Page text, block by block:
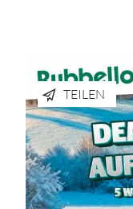
TEILEN